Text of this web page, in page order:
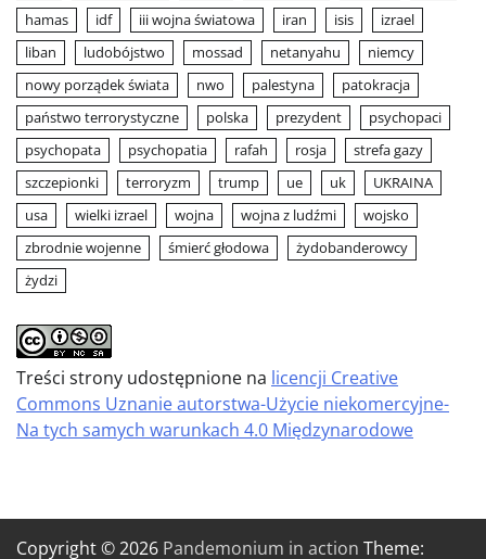
hamas
idf iii wojna światowa iran isis
izrael
liban
ludobójstwo mossad netanyahu
niemcy
nowy porządek świata
nwo palestyna
patokracja
państwo terrorystyczne
polska prezydent
psychopaci
psychopata
psychopatia rafah rosja
strefa gazy
szczepionki
terroryzm trump ue uk
UKRAINA
usa
wielki izrael wojna wojna z ludźmi
wojsko
zbrodnie wojenne
śmierć głodowa
żydobanderowcy
żydzi
Treści strony udostępnione na licencji Creative
Commons Uznanie autorstwa-Użycie niekomercyjne-
Na tych samych warunkach 4.0 Międzynarodowe
Copyright © 2026 Pandemonium in action Theme: